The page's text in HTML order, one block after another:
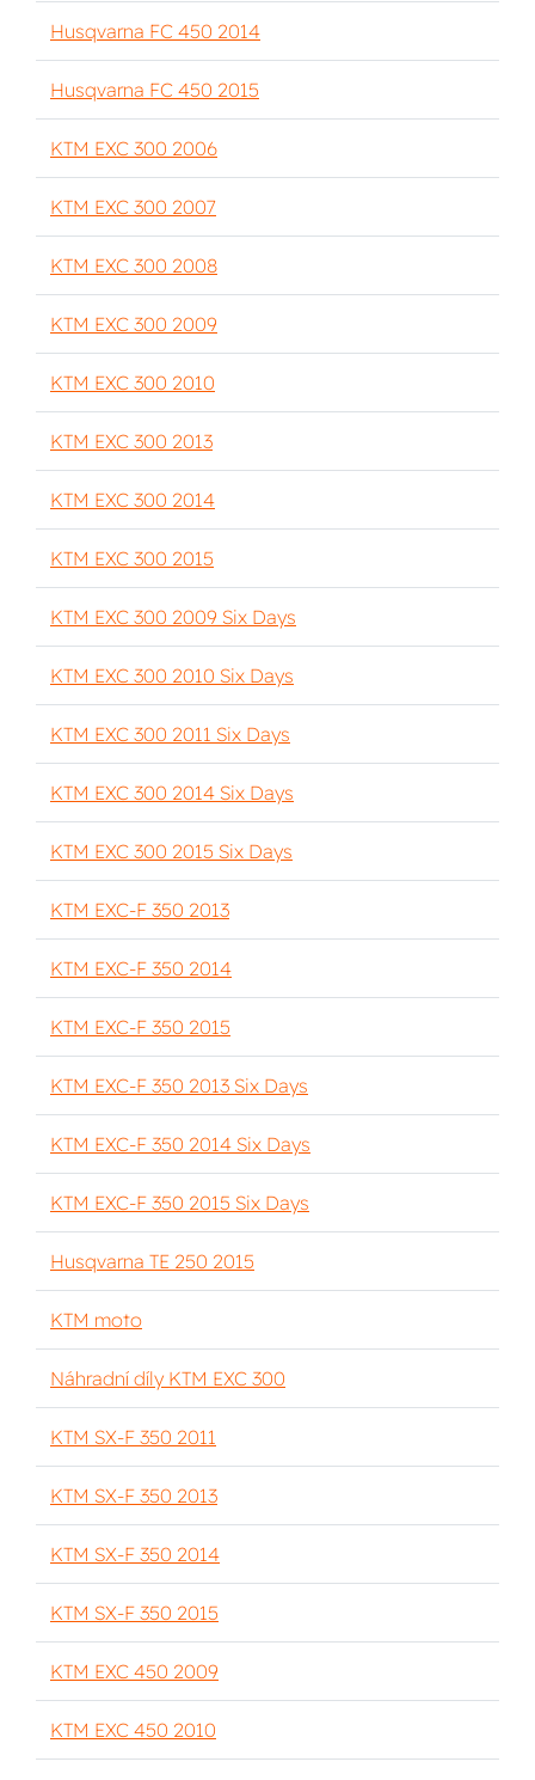
Husqvarna FC 450 2014
Husqvarna FC 450 2015
KTM EXC 300 2006
KTM EXC 300 2007
KTM EXC 300 2008
KTM EXC 300 2009
KTM EXC 300 2010
KTM EXC 300 2013
KTM EXC 300 2014
KTM EXC 300 2015
KTM EXC 300 2009 Six Days
KTM EXC 300 2010 Six Days
KTM EXC 300 2011 Six Days
KTM EXC 300 2014 Six Days
KTM EXC 300 2015 Six Days
KTM EXC-F 350 2013
KTM EXC-F 350 2014
KTM EXC-F 350 2015
KTM EXC-F 350 2013 Six Days
KTM EXC-F 350 2014 Six Days
KTM EXC-F 350 2015 Six Days
Husqvarna TE 250 2015
KTM moto
Náhradní díly KTM EXC 300
KTM SX-F 350 2011
KTM SX-F 350 2013
KTM SX-F 350 2014
KTM SX-F 350 2015
KTM EXC 450 2009
KTM EXC 450 2010